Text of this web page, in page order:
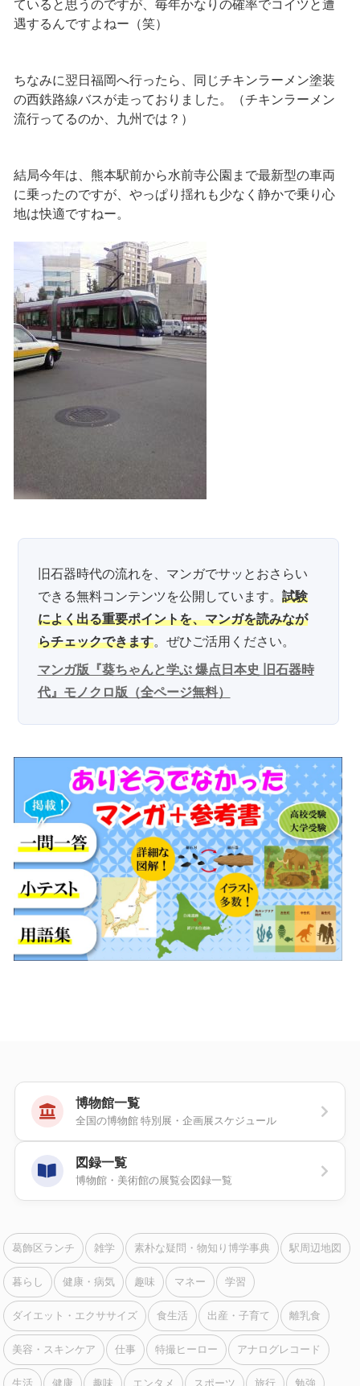
ていると思うのですが、毎年かなりの確率でコイツと遭
遇するんですよねー（笑）
ちなみに翌日福岡へ行ったら、同じチキンラーメン塗装
の西鉄路線バスが走っておりました。（チキンラーメン
流行ってるのか、九州では？）
結局今年は、熊本駅前から水前寺公園まで最新型の車両
に乗ったのですが、やっぱり揺れも少なく静かで乗り心
地は快適ですねー。
旧石器時代の流れを、マンガでサッとおさらい
できる無料コンテンツを公開しています。 試験
によく出る重要ポイントを、マンガを読みなが
らチェックできます。ぜひご活用ください。
マンガ版『葵ちゃんと学ぶ 爆点日本史 旧石器時
代』モノクロ版（全ページ無料）
博物館一覧
全国の博物館 特別展・企画展スケジュール
図録一覧
博物館・美術館の展覧会図録一覧
葛飾区ランチ 雑学 素朴な疑問・物知り博学事典 駅周辺地図
暮らし 健康・病気 趣味 マネー 学習
ダイエット・エクササイズ 食生活 出産・子育て 離乳食
美容・スキンケア 仕事 特撮ヒーロー アナログレコード
生活 健康 趣味 エンタメ スポーツ 旅行 勉強